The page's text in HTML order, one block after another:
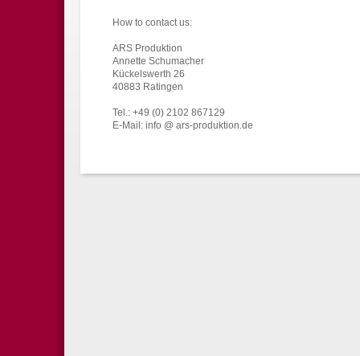
How to contact us:
ARS Produktion
Annette Schumacher
Kückelswerth 26
40883 Ratingen
Tel.: +49 (0) 2102 867129
E-Mail: info @ ars-produktion.de